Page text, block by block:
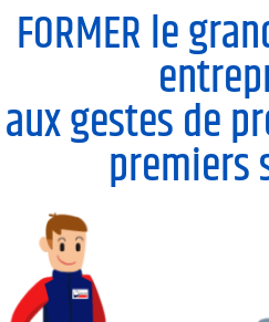
FORMER le
aux gestes de
premiers